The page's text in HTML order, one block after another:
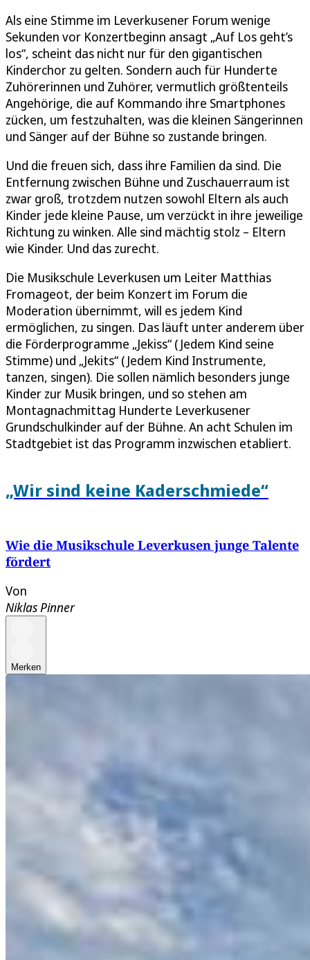
Als eine Stimme im Leverkusener Forum wenige
Sekunden vor Konzertbeginn ansagt „Auf Los geht’s
los“, scheint das nicht nur für den gigantischen
Kinderchor zu gelten. Sondern auch für Hunderte
Zuhörerinnen und Zuhörer, vermutlich größtenteils
Angehörige, die auf Kommando ihre Smartphones
zücken, um festzuhalten, was die kleinen Sängerinnen
und Sänger auf der Bühne so zustande bringen.
Und die freuen sich, dass ihre Familien da sind. Die
Entfernung zwischen Bühne und Zuschauerraum ist
zwar groß, trotzdem nutzen sowohl Eltern als auch
Kinder jede kleine Pause, um verzückt in ihre jeweilige
Richtung zu winken. Alle sind mächtig stolz – Eltern
wie Kinder. Und das zurecht.
Die Musikschule Leverkusen um Leiter Matthias
Fromageot, der beim Konzert im Forum die
Moderation übernimmt, will es jedem Kind
ermöglichen, zu singen. Das läuft unter anderem über
die Förderprogramme „Jekiss“ (Jedem Kind seine
Stimme) und „Jekits“ (Jedem Kind Instrumente,
tanzen, singen). Die sollen nämlich besonders junge
Kinder zur Musik bringen, und so stehen am
Montagnachmittag Hunderte Leverkusener
Grundschulkinder auf der Bühne. An acht Schulen im
Stadtgebiet ist das Programm inzwischen etabliert.
„Wir sind keine Kaderschmiede“
Wie die Musikschule Leverkusen junge Talente
fördert
Von
Niklas Pinner
Merken